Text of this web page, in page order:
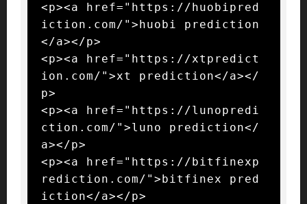
<p><a href="https://huobipred
iction.com/">huobi prediction
</a></p>
<p><a href="https://xtpredict
ion.com/">xt prediction</a></
p>
<p><a href="https://lunopredi
ction.com/">luno prediction</
a></p>
<p><a href="https://bitfinexp
rediction.com/">bitfinex pred
iction</a></p>